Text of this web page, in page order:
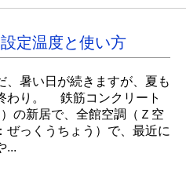
定温度と使い方
暑い日が続きますが、夏も
わり。 鉄筋コンクリート
の新居で、全館空調（Ｚ空
ぜっくうちょう）で、最近に
...